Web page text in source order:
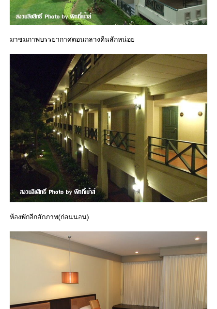
มาชมภาพบรรยากาศตอนกลางคืนสักหน่อย
ห้องพักอีกสักภาพ(ก่อนนอน)